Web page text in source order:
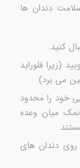
دندان ها
کنید.
(زیرا فلوراید
می برد)
خود را محدود
میان وعده
روی دندان های